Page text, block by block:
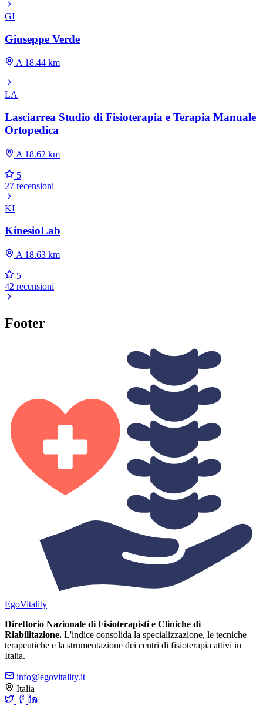
GI
Giuseppe Verde
A 18.44 km
LA
Lasciarrea Studio di Fisioterapia e Terapia Manuale
Ortopedica
A 18.62 km
5
27 recensioni
KI
KinesioLab
A 18.63 km
5
42 recensioni
Footer
EgoVitality
Direttorio Nazionale di Fisioterapisti e Cliniche di
Riabilitazione. L'indice consolida la specializzazione, le tecniche
terapeutiche e la strumentazione dei centri di fisioterapia attivi in
Italia.
info@egovitality.it
Italia